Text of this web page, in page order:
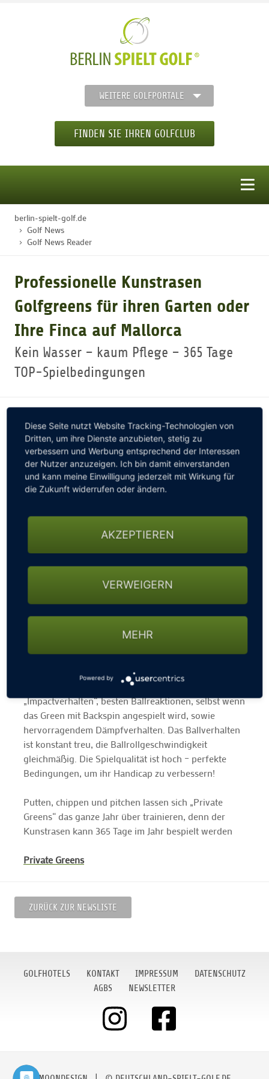
WEITERE GOLFPORTALE
FINDEN SIE IHREN GOLFCLUB
STARTSEITE
GOLFTURNIERE
MITGLIEDSCHAFT
GOLFEINSTEIGER
berlin-spielt-golf.de
Golf News
Golf News Reader
Professionelle Kunstrasen
Golfgreens für ihren Garten oder
Ihre Finca auf Mallorca
Kein Wasser – kaum Pflege – 365 Tage
TOP-Spielbedingungen
Wir begrüßen unseren neuen Sponsor
Kein Wasser – kaum Pflege – 365 Tage TOP-
Spielbedingungen
Unsere Systeme sind Golfgreens aus speziell für den
Golfsport entwickelten Kunstrasen, mit dem absolut
authentischen Spielverhalten, wie auf natürlichem
Golfrasen. Sie profitieren von perfektem
„Impactverhalten“, besten Ballreaktionen, selbst wenn
das Green mit Backspin angespielt wird, sowie
hervorragendem Dämpfverhalten. Das Ballverhalten
ist konstant treu, die Ballrollgeschwindigkeit
gleichmäßig. Die Spielqualität ist hoch – perfekte
Bedingungen, um ihr Handicap zu verbessern!
Putten, chippen und pitchen lassen sich „Private
Greens“ das ganze Jahr über trainieren, denn der
Kunstrasen kann 365 Tage im Jahr bespielt werden
Private Greens
ZURÜCK ZUR NEWSLISTE
GOLFHOTELS KONTAKT IMPRESSUM
DATENSCHUTZ
AGBS
NEWSLETTER
Diese Seite nutzt Website Tracking-Technologien von
Dritten, um ihre Dienste anzubieten, stetig zu
verbessern und Werbung entsprechend der Interessen
der Nutzer anzuzeigen. Ich bin damit einverstanden
und kann meine Einwilligung jederzeit mit Wirkung für
die Zukunft widerrufen oder ändern.
AKZEPTIEREN
VERWEIGERN
MEHR
Powered by